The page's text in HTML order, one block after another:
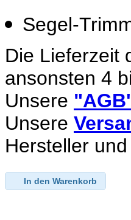
Segel-
Die Lieferzeit
ansonsten 4
Unsere
Unsere
Hersteller
In den Warenkorb